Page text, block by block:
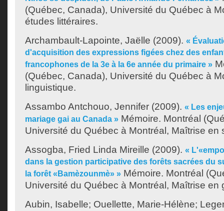
(Québec, Canada), Université du Québec à
études littéraires.
Archambault-Lapointe, Jaëlle (2009). «
d'acquisition des expressions figées chez des
francophones de la 3e à la 6e année du primaire »
(Québec, Canada), Université du Québec à
linguistique.
Assambo Antchouo, Jennifer (2009). « Les
mariage gai au Canada » Mémoire. Montréal
Université du Québec à Montréal, Maîtrise en
Assogba, Fried Linda Mireille (2009). «
dans la gestion participative des forêts sacrées du
la forêt «Bamèzounmè» » Mémoire. Montréal
Université du Québec à Montréal, Maîtrise en
Aubin, Isabelle; Ouellette, Marie-Hélène;